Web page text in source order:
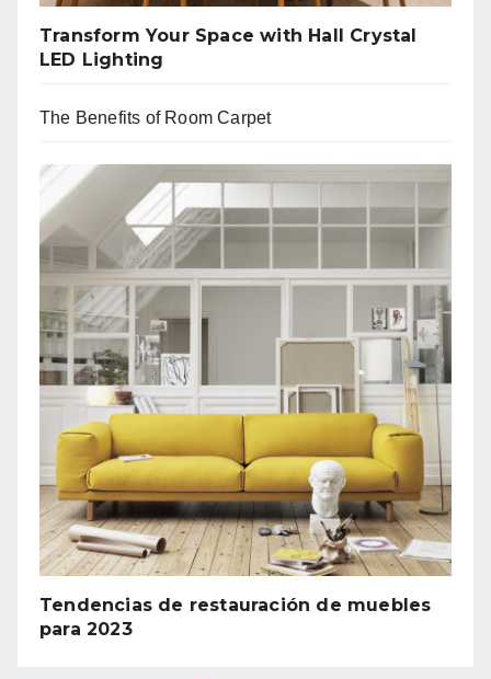
Transform Your Space with Hall Crystal
LED Lighting
The Benefits of Room Carpet
Tendencias de restauración de muebles
para 2023